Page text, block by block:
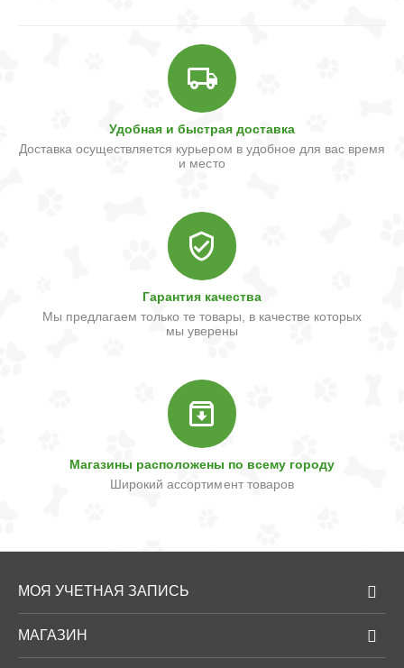
Удобная и быстрая доставка
Доставка осуществляется курьером в удобное для вас время
и место
Гарантия качества
Мы предлагаем только те товары, в качестве которых
мы уверены
Магазины расположены по всему городу
Широкий ассортимент товаров
МОЯ УЧЕТНАЯ ЗАПИСЬ
МАГАЗИН